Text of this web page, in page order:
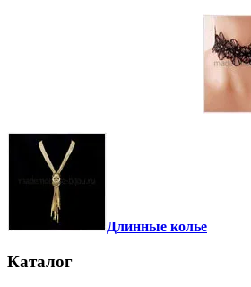
Длинные колье
Каталог